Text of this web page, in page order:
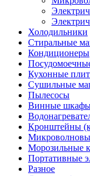
Холодильники
Стиральные
Кондиционеры
Кухонные
Сушильные
Пылесосы
Винные
Кронштейны
Морозильные
Портативные
Разное